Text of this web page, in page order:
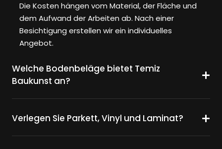
Die Kosten hängen vom Material, der Fläche und
dem Aufwand der Arbeiten ab. Nach einer
Besichtigung erstellen wir ein individuelles
Angebot.
Welche Bodenbeläge bietet Temiz
Baukunst an?
Verlegen Sie Parkett, Vinyl und Laminat?